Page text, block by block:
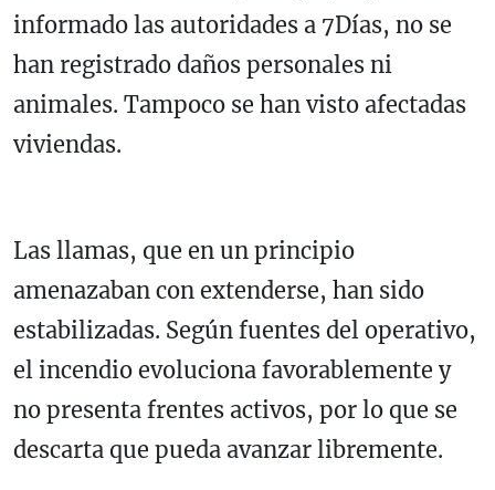
informado las autoridades a 7Días, no se
han registrado daños personales ni
animales. Tampoco se han visto afectadas
viviendas.
Las llamas, que en un principio
amenazaban con extenderse, han sido
estabilizadas. Según fuentes del operativo,
el incendio evoluciona favorablemente y
no presenta frentes activos, por lo que se
descarta que pueda avanzar libremente.